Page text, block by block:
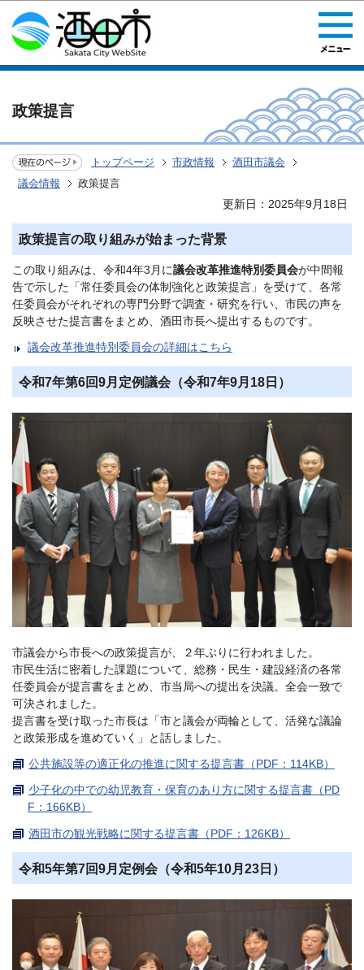
このページの本文へ移動
政策提言
トップページ 市政情報
酒田市議会
議会情報
政策提言
更新日：2025年9月18日
政策提言の取り組みが始まった背景
この取り組みは、令和4年3月に議会改革推進特別委員会が中間報
告で示した「常任委員会の体制強化と政策提言」を受けて、各常
任委員会がそれぞれの専門分野で調査・研究を行い、市民の声を
反映させた提言書をまとめ、酒田市長へ提出するものです。
議会改革推進特別委員会の詳細はこちら
令和7年第6回9月定例議会（令和7年9月18日）
市議会から市長への政策提言が、２年ぶりに行われました。
市民生活に密着した課題について、総務・民生・建設経済の各常
任委員会が提言書をまとめ、市当局への提出を決議。全会一致で
可決されました。
提言書を受け取った市長は「市と議会が両輪として、活発な議論
と政策形成を進めていく」と話しました。
公共施設等の適正化の推進に関する提言書（PDF：114KB）
少子化の中での幼児教育・保育のあり方に関する提言書（PD
F：166KB）
酒田市の観光戦略に関する提言書（PDF：126KB）
令和5年第7回9月定例会（令和5年10月23日）